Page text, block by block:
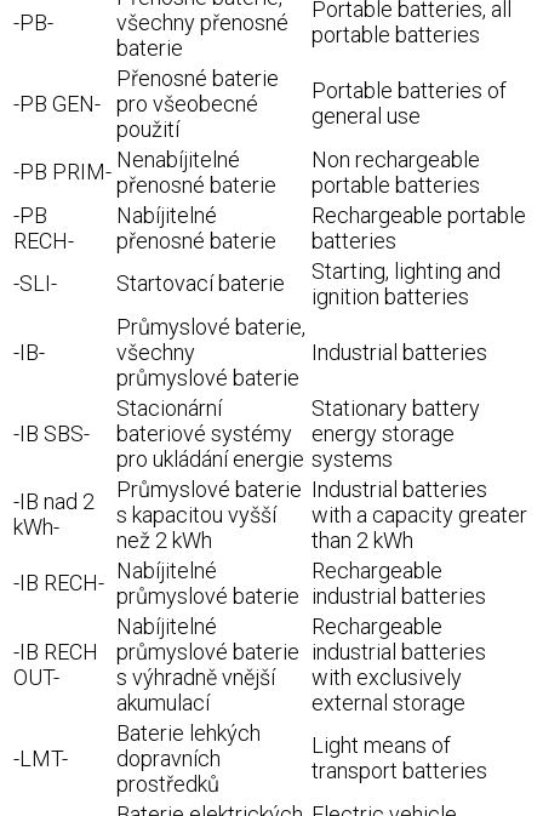
-PB-
všechny přenosné
baterie
Portable batteries, all
portable batteries
-PB GEN-
Přenosné baterie
pro všeobecné
použití
Portable batteries of
general use
-PB PRIM- Nenabíjitelné
přenosné baterie
Non rechargeable
portable batteries
-PB
RECH-
Nabíjitelné
přenosné baterie
Rechargeable portable
batteries
-SLI-
Startovací baterie
Starting, lighting and
ignition batteries
-IB-
Průmyslové baterie,
všechny
průmyslové baterie
Industrial batteries
-IB SBS-
Stacionární
bateriové systémy
pro ukládání energie
Stationary battery
energy storage
systems
-IB nad 2
kWh-
Průmyslové baterie
s kapacitou vyšší
než 2 kWh
Industrial batteries
with a capacity greater
than 2 kWh
-IB RECH- Nabíjitelné
průmyslové baterie
Rechargeable
industrial batteries
-IB RECH
OUT-
Nabíjitelné
průmyslové baterie
s výhradně vnější
akumulací
Rechargeable
industrial batteries
with exclusively
external storage
-LMT-
Baterie lehkých
dopravních
prostředků
Light means of
transport batteries